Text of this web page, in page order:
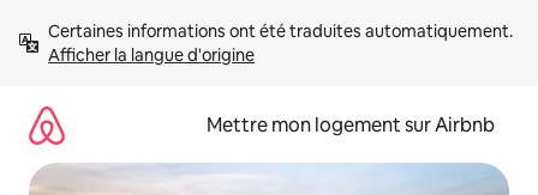
directement
Afficher la langue d'origine
Mettre mon logement sur Airbnb